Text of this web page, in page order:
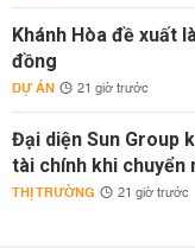
Khánh Hòa đề xuất
đồng
DỰ ÁN 21 giờ trước
Đại diện Sun Group
tài chính khi chuyển
THỊ TRƯỜNG 21 giờ trước